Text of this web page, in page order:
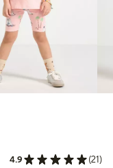
krkr
4.9 (21)